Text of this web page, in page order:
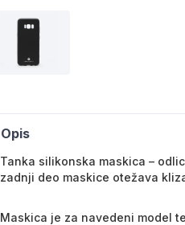
Opis
Tanka silikonska maskica –
zadnji deo maskice otežava
Maskica je za navedeni model